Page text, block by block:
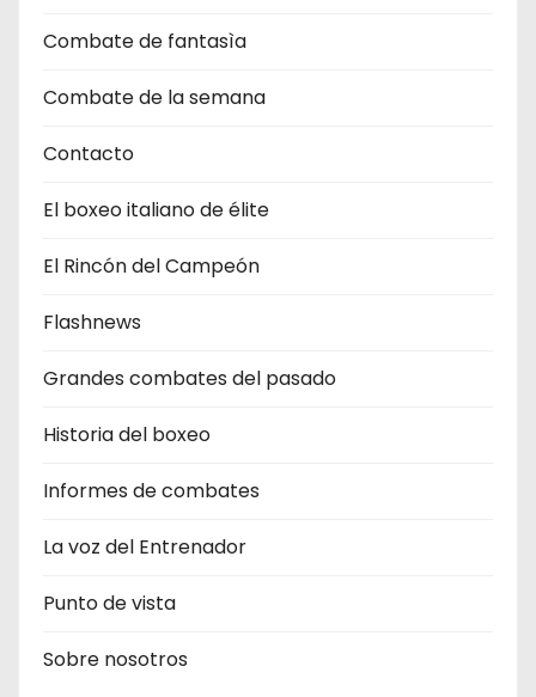
Combate de fantasìa
Combate de la semana
Contacto
El boxeo italiano de élite
El Rincón del Campeón
Flashnews
Grandes combates del pasado
Historia del boxeo
Informes de combates
La voz del Entrenador
Punto de vista
Sobre nosotros